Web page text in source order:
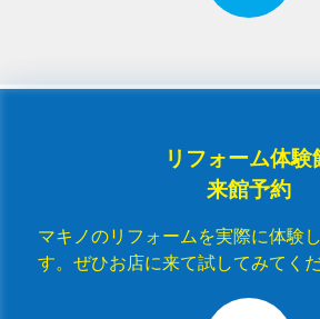
リフォーム体験
来館予約
マキノのリフォームを実際に体験
す。ぜひお店に来て試してみてくだ